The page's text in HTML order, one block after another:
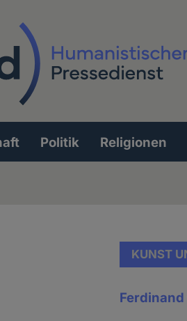
Politik Religionen
KUNST